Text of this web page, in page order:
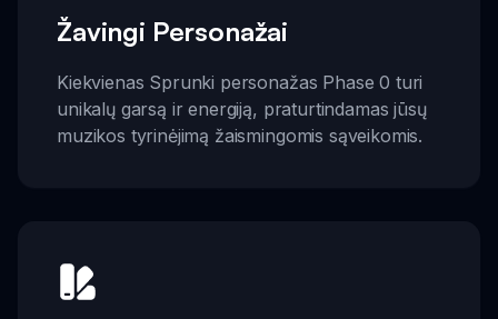
Žavingi Personažai
Kiekvienas Sprunki personažas Phase 0 turi
unikalų garsą ir energiją, praturtindamas jūsų
muzikos tyrinėjimą žaismingomis sąveikomis.